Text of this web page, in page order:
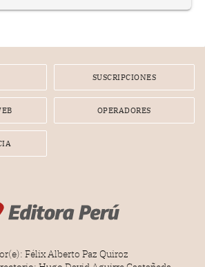
de un meet and greet con
SUSCRIPCIONES
OPERADORES
Félix Alberto Paz Quiroz